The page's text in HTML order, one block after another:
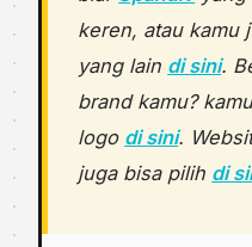
keren, atau kamu
yang lain di sini.
brand kamu?
logo di sini.
juga bisa pilih di